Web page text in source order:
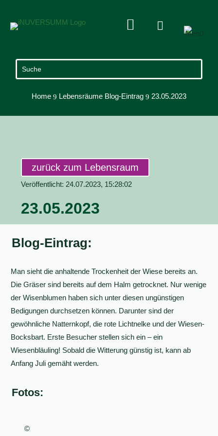
 
Home 9 Lebensräume Blog-Eintrag 9 23.05.2023
zurück zum Lebensraum
Veröffentlicht: 24.07.2023, 15:28:02
23.05.2023
Blog-Eintrag:
Man sieht die anhaltende Trockenheit der Wiese bereits an.
Die Gräser sind bereits auf dem Halm getrocknet. Nur wenige
der Wisenblumen haben sich unter diesen ungünstigen
Bedigungen durchsetzen können. Darunter sind der
gewöhnliche Natternkopf, die rote Lichtnelke und der Wiesen-
Bocksbart. Erste Besucher stellen sich ein – ein
Wiesenbläuling! Sobald die Witterung günstig ist, kann ab
Anfang Juli gemäht werden.
Fotos:
©